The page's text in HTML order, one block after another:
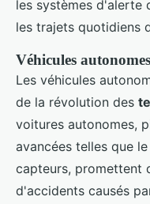
les systèmes d'alerte
les trajets quotidiens
Véhicules
Les véhicules
de la révolution des
voitures autonomes,
avancées telles que
capteurs, promettent
d'accidents causés